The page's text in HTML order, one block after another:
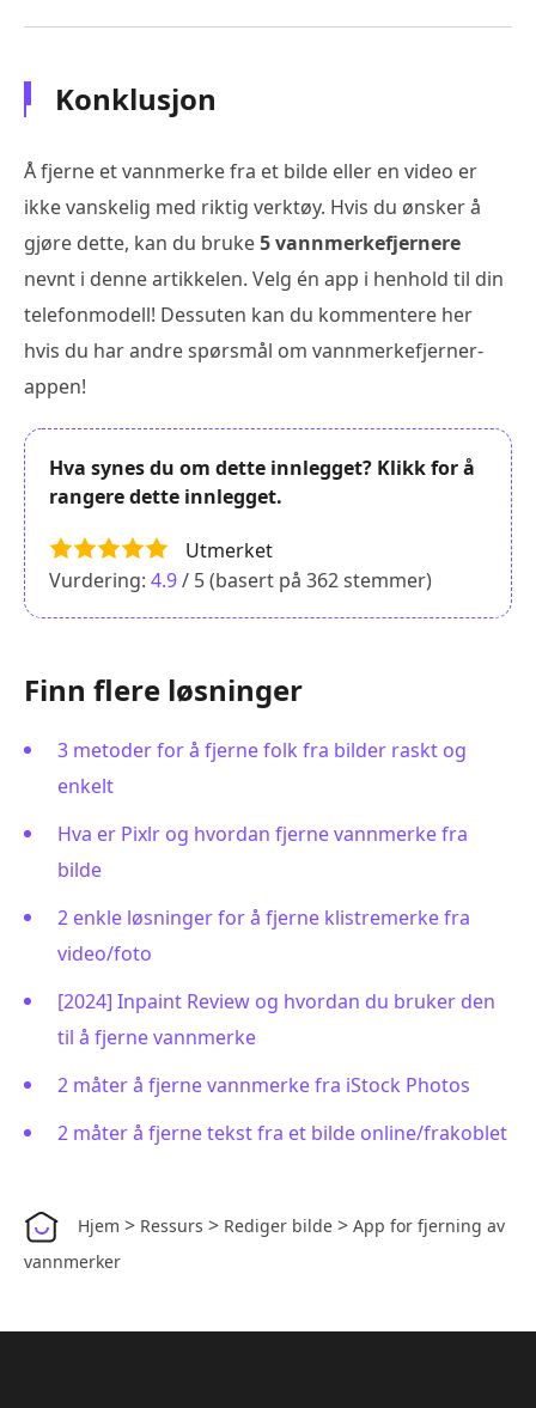
Konklusjon
Å fjerne et vannmerke fra et bilde eller en video er
ikke vanskelig med riktig verktøy. Hvis du ønsker å
gjøre dette, kan du bruke5 vannmerkefjernere
nevnt i denne artikkelen. Velg én app i henhold til din
telefonmodell! Dessuten kan du kommentere her
hvis du har andre spørsmål om vannmerkefjerner-
appen!
Hva synes du om dette innlegget? Klikk for å
rangere dette innlegget.
Utmerket
Vurdering: 4.9/ 5 (basert på 362stemmer)
Finn flere løsninger
3 metoder for å fjerne folk fra bilder raskt og
enkelt
Hva er Pixlr og hvordan fjerne vannmerke fra
bilde
2 enkle løsninger for å fjerne klistremerke fra
video/foto
[2024] Inpaint Review og hvordan du bruker den
til å fjerne vannmerke
2 måter å fjerne vannmerke fra iStock Photos
2 måter å fjerne tekst fra et bilde online/frakoblet
Hjem > Ressurs > Rediger bilde > App for fjerning av
vannmerker